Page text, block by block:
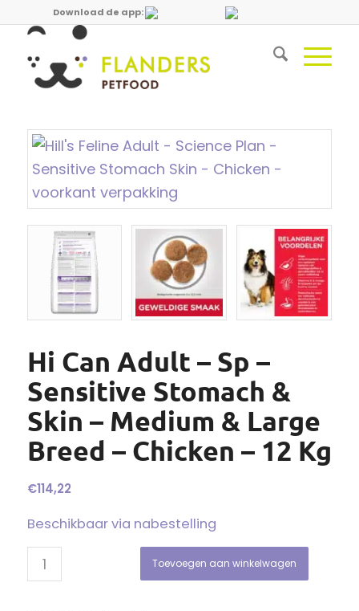
Download de app:
Hi Can Adult – Sp –
Sensitive Stomach &
Skin – Medium & Large
Breed – Chicken – 12 Kg
€114,22
Beschikbaar via nabestelling
Toevoegen aan winkelwagen